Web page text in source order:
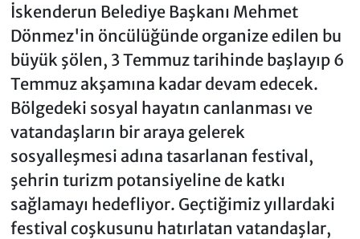
İskenderun Belediye Başkanı Mehmet
Dönmez'in öncülüğünde organize edilen bu
büyük şölen, 3 Temmuz tarihinde başlayıp 6
Temmuz akşamına kadar devam edecek.
Bölgedeki sosyal hayatın canlanması ve
vatandaşların bir araya gelerek
sosyalleşmesi adına tasarlanan festival,
şehrin turizm potansiyeline de katkı
sağlamayı hedefliyor. Geçtiğimiz yıllardaki
festival coşkusunu hatırlatan vatandaşlar,